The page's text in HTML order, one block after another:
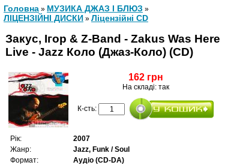
Головна » МУЗИКА ДЖАЗ І БЛЮЗ »
ЛІЦЕНЗІЙНІ ДИСКИ » Ліцензійні СD
Закус, Ігор & Z-Band - Zakus Was Here
Live - Jazz Коло (Джаз-Коло) (CD)
162 грн
На складі: так
К-сть:
Рік:
2007
Жанр:
Jazz, Funk / Soul
Формат:
Аудіо (CD-DA)